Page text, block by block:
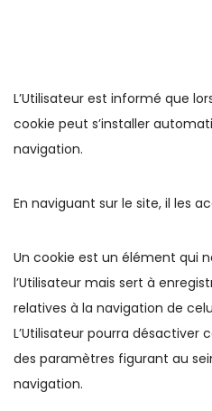
L’Utilisateur est informé que
cookie peut s’installer
navigation.
En naviguant sur le site, il les
Un cookie est un élément qui
l’Utilisateur mais sert à
relatives à la navigation de
L’Utilisateur pourra désactiver
des paramètres figurant au
navigation.